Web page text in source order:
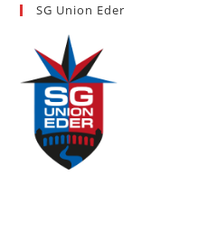
SG Union Eder